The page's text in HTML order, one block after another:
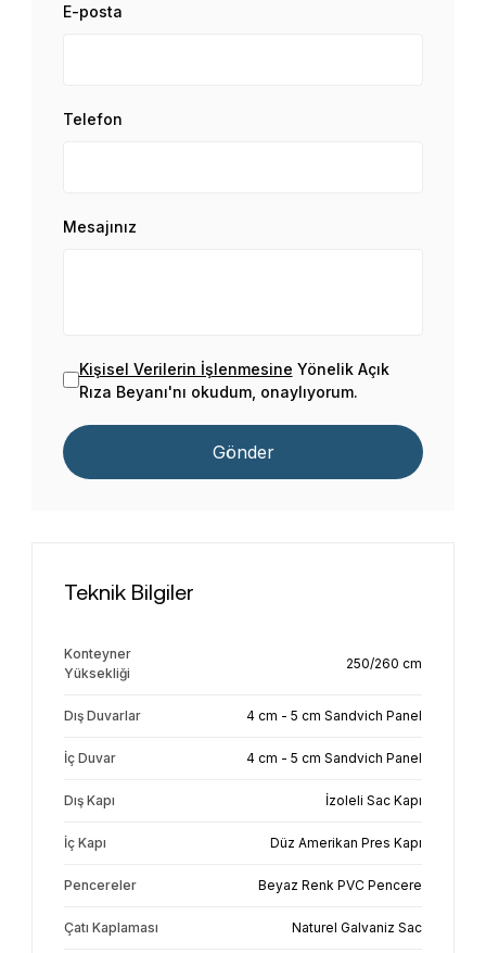
E-posta
Telefon
Mesajınız
Kişisel Verilerin İşlenmesine Yönelik Açık
Rıza Beyanı'nı okudum, onaylıyorum.
Gönder
Teknik Bilgiler
Konteyner
Yüksekliği
250/260 cm
Dış Duvarlar 4 cm - 5 cm Sandvich Panel
İç Duvar 4 cm - 5 cm Sandvich Panel
Dış Kapı İzoleli Sac Kapı
İç Kapı Düz Amerikan Pres Kapı
Pencereler Beyaz Renk PVC Pencere
Çatı Kaplaması Naturel Galvaniz Sac